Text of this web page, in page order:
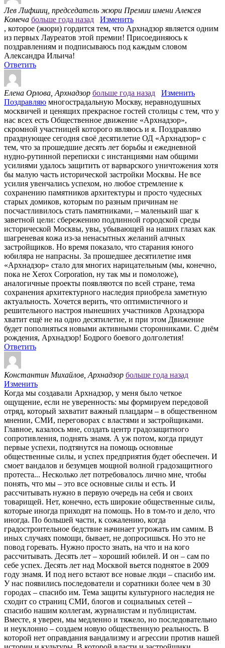
Лев Лифшиц, председатель жюри Премии имени Алексея
Комеча больше года назад
Изменить
, которое (жюри) гордится тем, что Архнадзор является одним
из первых Лауреатов этой премии! Присоединяюсь к
поздравлениям и подписываюсь под каждым словом
Александра Ильича!
Ответить
Елена Орлова, Архнадзор больше года назад
Изменить
Поздравляю многострадальную Москву, неравнодушных
москвичей и ценящих прекрасное гостей столицы с тем, что у
нас всех есть Общественное движение «Архнадзор»,
скромной участницей которого являюсь и я. Поздравляю
празднующее сегодня своё десятилетие ОД «Архнадзор» с
тем, что за прошедшие десять лет борьбы и ежедневной
нудно-рутинной переписки с инстанциями нам общими
усилиями удалось защитить от варварского уничтожения хотя
бы малую часть исторической застройки Москвы. Не все
усилия увенчались успехом, но любое стремление к
сохранению памятников архитектуры и просто чудесных
старых домиков, которым по разным причинам не
посчастливилось стать памятниками, – маленький шаг к
заветной цели: сбережению подлинной городской среды
исторической Москвы, увы, убывающей на наших глазах как
шагреневая кожа из-за ненасытных желаний алчных
застройщиков. Но время показало, что старания юного
юбиляра не напрасны. За прошедшее десятилетие имя
«Архнадзор» стало для многих нарицательным (мы, конечно,
пока не Xerox Corporation, ну так мы и помоложе),
аналогичные проекты появляются по всей стране, тема
сохранения архитектурного наследия приобрела заметную
актуальность. Хочется верить, что оптимистичного и
решительного настроя нынешних участников Архнадзора
хватит ещё не на одно десятилетие, и при этом Движение
будет пополняться новыми активными сторонниками. С днём
рождения, Архнадзор! Бодрого боевого долголетия!
Ответить
Константин Михайлов, Архнадзор больше года назад
Изменить
Когда мы создавали Архнадзор, у меня было четкое
ощущение, если не уверенность: мы формируем передовой
отряд, который захватит важный плацдарм – в общественном
мнении, СМИ, переговорах с властями и застройщиками.
Главное, казалось мне, создать центр градозащитного
сопротивления, поднять знамя. А уж потом, когда придут
первые успехи, подтянутся на помощь основные
общественные силы, и успех предприятия будет обеспечен. И
смоет вандалов и безумцев мощной волной градозащитного
протеста... Несколько лет потребовалось лично мне, чтобы
понять, что мы – это все основные силы и есть. И
рассчитывать нужно в первую очередь на себя и своих
товарищей. Нет, конечно, есть широкие общественные силы,
которые иногда приходят на помощь. Но в том-то и дело, что
иногда. По большей части, к сожалению, когда
градостроительное бедствие начинает угрожать им самим. В
иных случаях помощи, бывает, не допросишься. Но это не
повод горевать. Нужно просто знать, на что и на кого
рассчитывать. Десять лет – хороший юбилей. И он – сам по
себе успех. Десять лет над Москвой вьется поднятое в 2009
году знамя. И под него встают все новые люди – спасибо им.
У нас появились последователи и соратники более чем в 30
городах – спасибо им. Тема защиты культурного наследия не
сходит со страниц СМИ, блогов и социальных сетей –
спасибо нашим коллегам, журналистам и публицистам.
Вместе, я уверен, мы медленно и тяжело, но последовательно
и неуклонно – создаем новую общественную реальность. В
которой нет оправдания вандализму и агрессии против нашей